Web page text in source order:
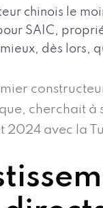
chinois le
SAIC,
dès lors,
cherchait à
2024 avec la